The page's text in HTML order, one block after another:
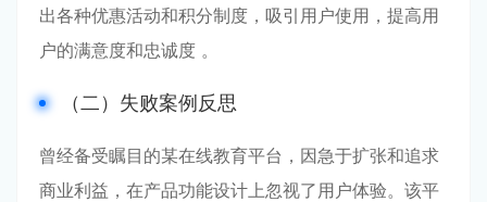
出各种优惠活动和积分制度，吸引用户使用，提高用
户的满意度和忠诚度 。
（二）失败案例反思
曾经备受瞩目的某在线教育平台，因急于扩张和追求
商业利益，在产品功能设计上忽视了用户体验。该平